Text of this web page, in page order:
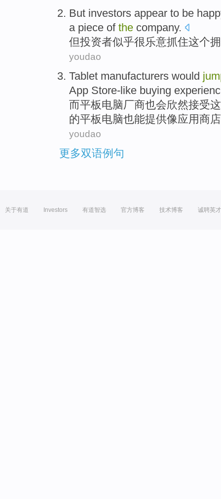
But investors appear to be
a piece of the company.
但投资者似乎很乐意抓住这个
youdao
Tablet manufacturers would
App Store-like buying
而平板电脑厂商也会欣然接受这
的平板电脑也能提供像应用商
youdao
更多双语例句
关于有道 Investors 有道智选 官方博客 技术博客 诚聘英才